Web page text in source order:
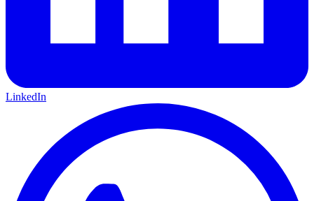
LinkedIn